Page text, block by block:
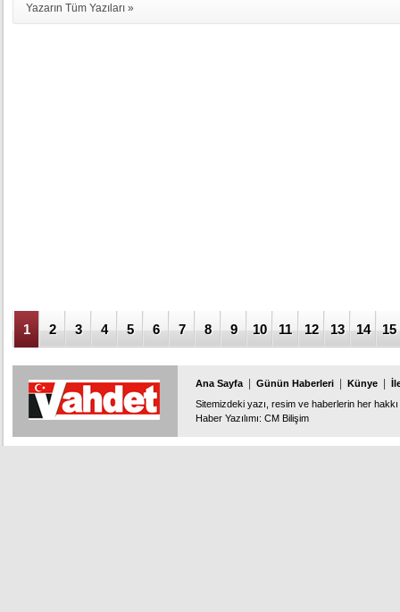
Yazarın Tüm Yazıları »
1 2 3 4 5 6 7 8 9 10 11 12 13 14 15
Ana Sayfa Günün Haberleri Künye
Sitemizdeki yazı, resim ve haberlerin her
Haber Yazılımı: CM Bilişim